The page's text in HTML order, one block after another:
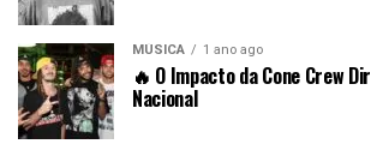
MÚSICA 1 ano ago
🔥 O Impacto da Cone Crew
Nacional